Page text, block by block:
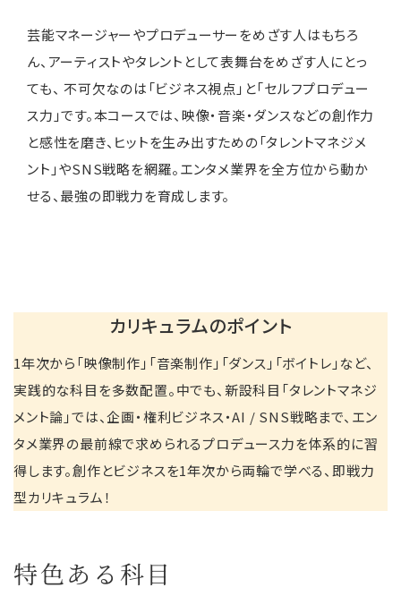
芸能マネージャーやプロデューサーをめざす人はもちろ
ん、アーティストやタレントとして表舞台をめざす人にとっ
ても、 不可欠なのは「ビジネス視点」と「セルフプロデュー
ス力」です。本コースでは、映像・音楽・ダンスなどの創作力
と感性を磨き、ヒットを生み出すための「タレントマネジメ
ント」やSNS戦略を網羅。エンタメ業界を全方位から動か
せる、最強の即戦力を育成します。
カリキュラムのポイント
1年次から「映像制作」「音楽制作」「ダンス」「ボイトレ」など、
実践的な科目を多数配置。中でも、新設科目「タレントマネジ
メント論」では、企画・権利ビジネス・AI / SNS戦略まで、エン
タメ業界の最前線で求められるプロデュース力を体系的に習
得します。創作とビジネスを1年次から両輪で学べる、即戦力
型カリキュラム！
特色ある科目